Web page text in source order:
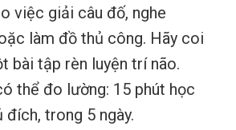
việc giải câu đố, nghe
làm đồ thủ công. Hãy coi
bài tập rèn luyện trí não.
thể đo lường: 15 phút học
trong 5 ngày.